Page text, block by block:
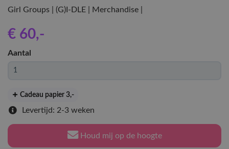
Girl Groups | (G)I-DLE | Merchandise |
€ 60,-
Aantal
Cadeau papier 3,-
Levertijd: 2-3 weken
Houd mij op de hoogte